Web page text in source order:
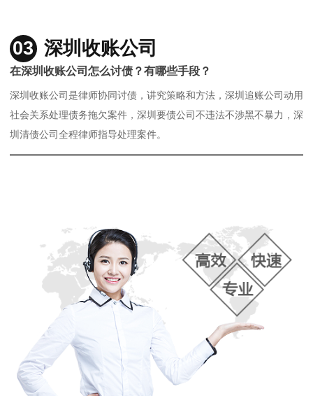
03 深圳收账公司
在深圳收账公司怎么讨债？有哪些手段？
深圳收账公司是律师协同讨债，讲究策略和方法，深圳追账公司动用
社会关系处理债务拖欠案件，深圳要债公司不违法不涉黑不暴力，深
圳清债公司全程律师指导处理案件。